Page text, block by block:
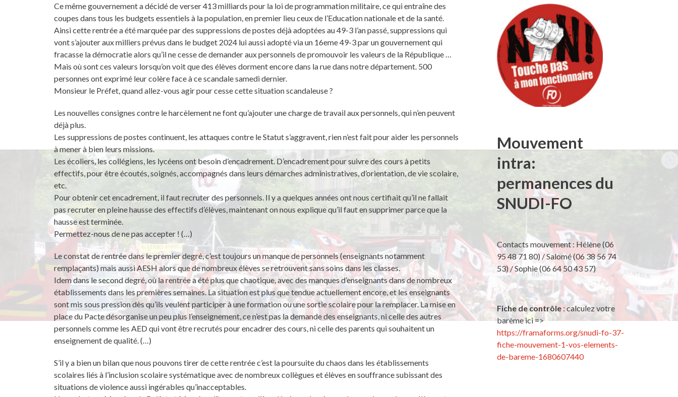
Ce même gouvernement a décidé de verser 413 milliards pour la loi de programmation militaire, ce qui entraîne des
coupes dans tous les budgets essentiels à la population, en premier lieu ceux de l’Education nationale et de la santé.
Ainsi cette rentrée a été marquée par des suppressions de postes déjà adoptées au 49-3 l’an passé, suppressions qui
vont s’ajouter aux milliers prévus dans le budget 2024 lui aussi adopté via un 16eme 49-3 par un gouvernement qui
fracasse la démocratie alors qu’il ne cesse de demander aux personnels de promouvoir les valeurs de la République …
Mais où sont ces valeurs lorsqu’on voit que des élèves dorment encore dans la rue dans notre département. 500
personnes ont exprimé leur colère face à ce scandale samedi dernier.
Monsieur le Préfet, quand allez-vous agir pour cesse cette situation scandaleuse ?
Les nouvelles consignes contre le harcèlement ne font qu’ajouter une charge de travail aux personnels, qui n’en peuvent
déjà plus.
Les suppressions de postes continuent, les attaques contre le Statut s’aggravent, rien n’est fait pour aider les personnels
à mener à bien leurs missions.
Les écoliers, les collégiens, les lycéens ont besoin d’encadrement. D’encadrement pour suivre des cours à petits
effectifs, pour être écoutés, soignés, accompagnés dans leurs démarches administratives, d’orientation, de vie scolaire,
etc.
Pour obtenir cet encadrement, il faut recruter des personnels. Il y a quelques années ont nous certifiait qu’il ne fallait
pas recruter en pleine hausse des effectifs d’élèves, maintenant on nous explique qu’il faut en supprimer parce que la
hausse est terminée.
Permettez-nous de ne pas accepter ! (…)
Le constat de rentrée dans le premier degré, c’est toujours un manque de personnels (enseignants notamment
remplaçants) mais aussi AESH alors que de nombreux élèves se retrouvent sans soins dans les classes.
Idem dans le second degré, où la rentrée a été plus que chaotique, avec des manques d’enseignants dans de nombreux
établissements dans les premières semaines. La situation est plus que tendue actuellement encore, et les enseignants
sont mis sous pression dès qu’ils veulent participer à une formation ou une sortie scolaire pour la remplacer. La mise en
place du Pacte désorganise un peu plus l’enseignement, ce n’est pas la demande des enseignants, ni celle des autres
personnels comme les AED qui vont être recrutés pour encadrer des cours, ni celle des parents qui souhaitent un
enseignement de qualité. (…)
S’il y a bien un bilan que nous pouvons tirer de cette rentrée c’est la poursuite du chaos dans les établissements
scolaires liés à l’inclusion scolaire systématique avec de nombreux collègues et élèves en souffrance subissant des
situations de violence aussi ingérables qu’inacceptables.
Mouvement
intra:
permanences du
SNUDI-FO
Contacts mouvement : Hélène (06
95 48 71 80) / Salomé (06 38 56 74
53) / Sophie (06 64 50 43 57)
Fiche de contrôle: calculez votre
barème ici =>
https://framaforms.org/snudi-fo-37-
fiche-mouvement-1-vos-elements-
de-bareme-1680607440